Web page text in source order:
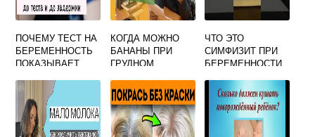
ПОЧЕМУ ТЕСТ НА
БЕРЕМЕННОСТЬ
ПОКАЗЫВАЕТ
Й РЕЗУЛЬТАТ А
МЕСЯЧНЫЕ
НАЧАЛИСЬ
КОГДА МОЖНО
БАНАНЫ ПРИ
ГРУДНОМ
ЕСТЬ
ЧТО ЭТО
СИМФИЗИТ ПРИ
БЕРЕМЕННОСТИ